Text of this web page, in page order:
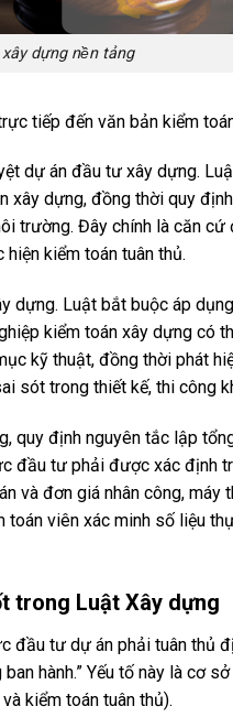
dựng nền tảng
tiếp đến văn bản kiểm
dự án đầu tư xây dựng.
xây dựng, đồng thời quy
trường. Đây chính là căn
kiểm toán tuân thủ.
Luật bắt buộc áp
kiểm toán xây dựng có
kỹ thuật, đồng thời phát
sót trong thiết kế, thi công
quy định nguyên tắc lập
đầu tư phải được xác định
và đơn giá nhân công, máy
toán viên xác minh số liệu
trong Luật Xây dựng
đầu tư dự án phải tuân thủ
hành.” Yếu tố này là cơ
kiểm toán tuân thủ).